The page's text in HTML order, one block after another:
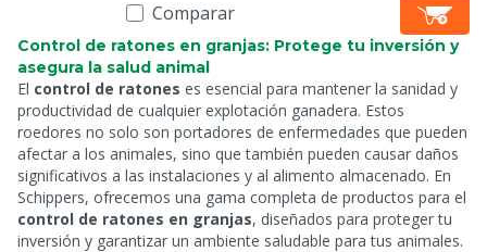
Comparar
Control de ratones en granjas: Protege tu inversión y
asegura la salud animal
El control de ratones es esencial para mantener la sanidad y
productividad de cualquier explotación ganadera. Estos
roedores no solo son portadores de enfermedades que pueden
afectar a los animales, sino que también pueden causar daños
significativos a las instalaciones y al alimento almacenado. En
Schippers, ofrecemos una gama completa de productos para el
control de ratones en granjas, diseñados para proteger tu
inversión y garantizar un ambiente saludable para tus animales.